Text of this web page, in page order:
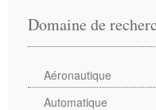
Domaine de
Aéronautique
Automatique